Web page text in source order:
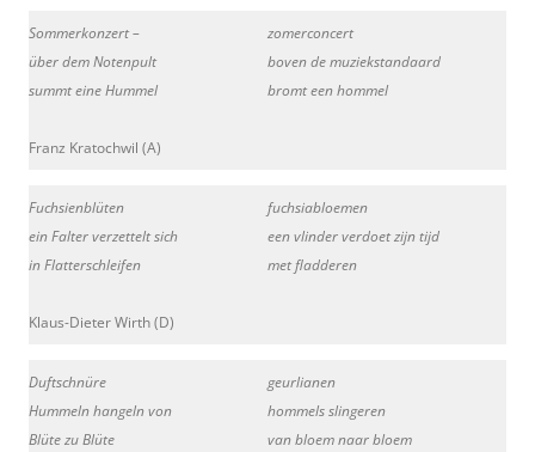
Sommerkonzert –
über dem Notenpult
summt eine Hummel
Franz Kratochwil (A)
zomerconcert
boven de muziekstandaard
bromt een hommel
Fuchsienblüten
ein Falter verzettelt sich
in Flatterschleifen
Klaus-Dieter Wirth (D)
fuchsiabloemen
een vlinder verdoet zijn tijd
met fladderen
Duftschnüre
Hummeln hangeln von
Blüte zu Blüte
geurlianen
hommels slingeren
van bloem naar bloem